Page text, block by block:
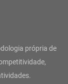
b
e
a
p
própria de